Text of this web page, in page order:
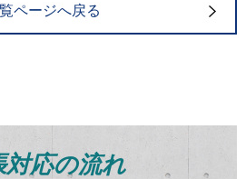
ページへ戻る
対応の流れ